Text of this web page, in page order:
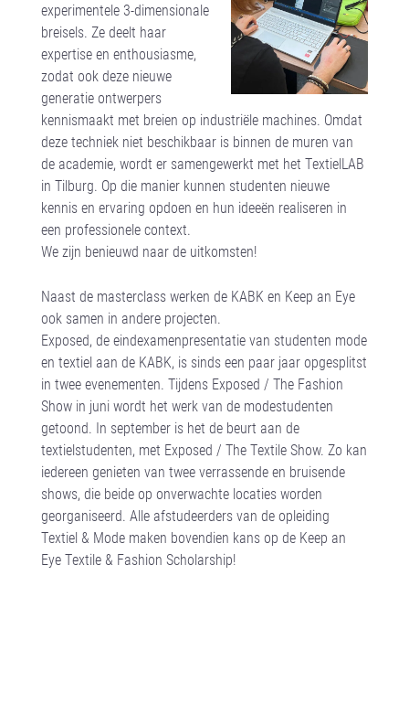
experimentele 3-dimensionale
breisels. Ze deelt haar
expertise en enthousiasme,
zodat ook deze nieuwe
generatie ontwerpers
kennismaakt met breien op industriële machines. Omdat
deze techniek niet beschikbaar is binnen de muren van
de academie, wordt er samengewerkt met het TextielLAB
in Tilburg. Op die manier kunnen studenten nieuwe
kennis en ervaring opdoen en hun ideeën realiseren in
een professionele context.
We zijn benieuwd naar de uitkomsten!
Naast de masterclass werken de KABK en Keep an Eye
ook samen in andere projecten.
Exposed, de eindexamenpresentatie van studenten mode
en textiel aan de KABK, is sinds een paar jaar opgesplitst
in twee evenementen. Tijdens Exposed / The Fashion
Show in juni wordt het werk van de modestudenten
getoond. In september is het de beurt aan de
textielstudenten, met Exposed / The Textile Show. Zo kan
iedereen genieten van twee verrassende en bruisende
shows, die beide op onverwachte locaties worden
georganiseerd. Alle afstudeerders van de opleiding
Textiel & Mode maken bovendien kans op de Keep an
Eye Textile & Fashion Scholarship!